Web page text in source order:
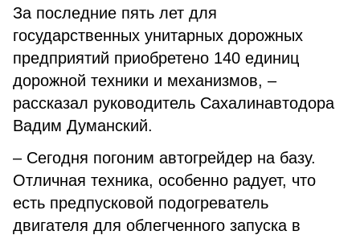
За последние пять лет для
государственных унитарных дорожных
предприятий приобретено 140 единиц
дорожной техники и механизмов, –
рассказал руководитель Сахалинавтодора
Вадим Думанский.
– Сегодня погоним автогрейдер на базу.
Отличная техника, особенно радует, что
есть предпусковой подогреватель
двигателя для облегченного запуска в